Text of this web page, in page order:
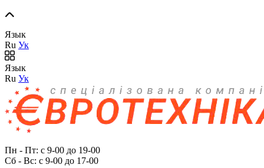
Язык
Ru Ук
Язык
Ru Ук
Пн - Пт: с 9-00 до 19-00
Сб - Вс: с 9-00 до 17-00